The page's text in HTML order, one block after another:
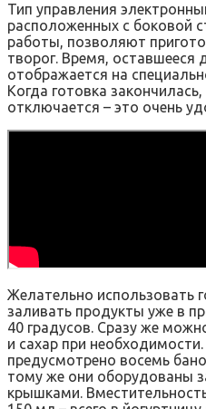
Тип управления
расположенных с боковой
работы, позволяют
творог. Время, оставшееся
отображается на
Когда готовка
отключается – это очень
Желательно использовать
заливать продукты уже в
40 градусов. Сразу же
и сахар при
предусмотрено восемь
тому же они оборудованы
крышками.